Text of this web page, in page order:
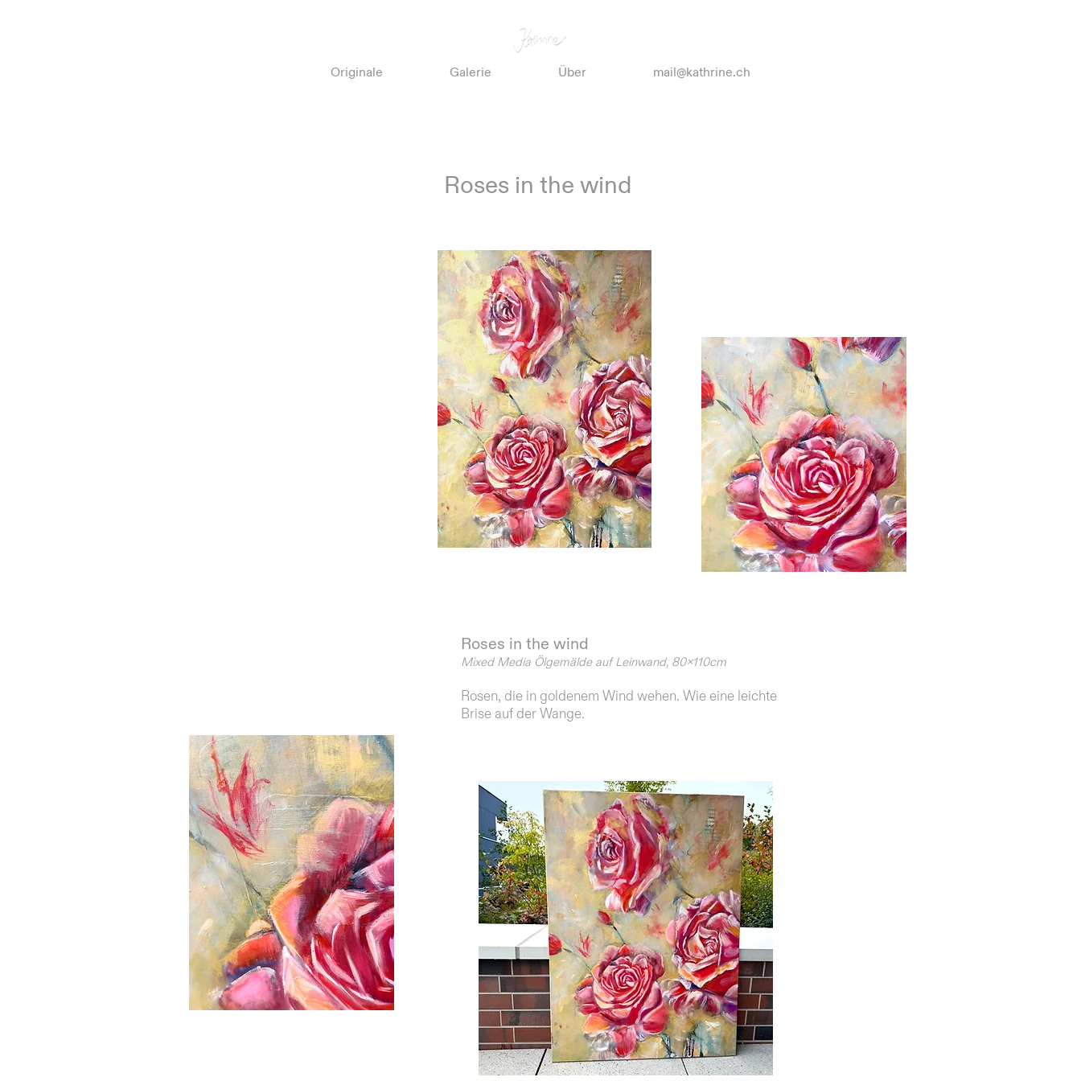
Originale Galerie Über mail@kathrine.ch
Roses in the wind
​​​​​​​​​​​​​​​​​​​​​​​​​​​​​​​​Roses in the wind
Mixed Media Ölgemälde auf Leinwand, 80x110cm
Rosen, die in goldenem Wind wehen. Wie eine leichte
Brise auf der Wange.